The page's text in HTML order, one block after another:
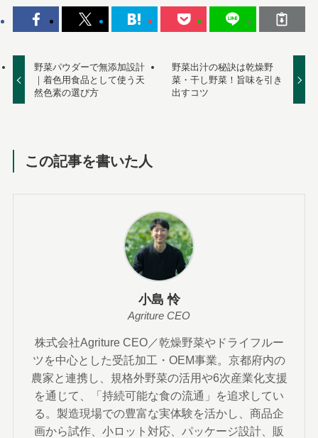
野菜パウダーで無添加設計
｜着色用食品として使う天
然色素の選び方
野菜出汁の秘訣は乾燥野
菜・干し野菜！旨味を引き
出すコツ
この記事を書いた人
小島 怜
Agriture CEO
株式会社Agriture CEO／乾燥野菜やドライフルー
ツを中心とした受託加工・OEM事業。京都府内の
農家と連携し、規格外野菜の活用や6次産業化支援
を通じて、「持続可能な食の流通」を追求してい
る。製造現場での豊富な実体験を活かし、商品企
画から試作、小ロット対応、パッケージ設計、販